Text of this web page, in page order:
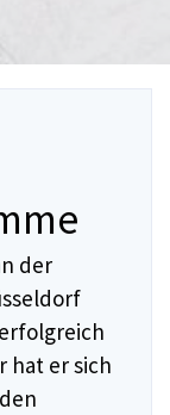
der
hat er sich